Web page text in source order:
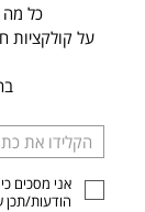
כל מה
על קולקציות
הכניסו
כתובת
דוא”לאני מסכים
הודעות/תכן